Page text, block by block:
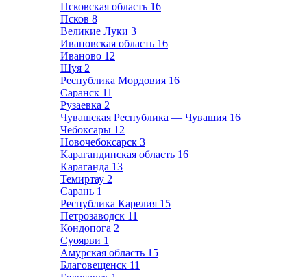
Псковская область 16
Псков 8
Великие Луки 3
Ивановская область 16
Иваново 12
Шуя 2
Республика Мордовия 16
Саранск 11
Рузаевка 2
Чувашская Республика — Чувашия 16
Чебоксары 12
Новочебоксарск 3
Карагандинская область 16
Караганда 13
Темиртау 2
Сарань 1
Республика Карелия 15
Петрозаводск 11
Кондопога 2
Суоярви 1
Амурская область 15
Благовещенск 11